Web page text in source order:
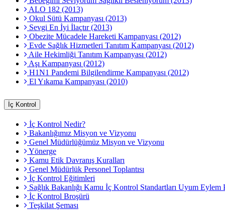
ALO 182 (2013)
Okul Sütü Kampanyası (2013)
Sevgi En İyi İlaçtır (2013)
Obezite Mücadele Hareketi Kampanyası (2012)
Evde Sağlık Hizmetleri Tanıtım Kampanyası (2012)
Aile Hekimliği Tanıtım Kampanyası (2012)
Aşı Kampanyası (2012)
H1N1 Pandemi Bilgilendirme Kampanyası (2012)
El Yıkama Kampanyası (2010)
İç Kontrol
İç Kontrol Nedir?
Bakanlığımız Misyon ve Vizyonu
Genel Müdürlüğümüz Misyon ve Vizyonu
Yönerge
Kamu Etik Davranış Kuralları
Genel Müdürlük Personel Toplantısı
İç Kontrol Eğitimleri
Sağlık Bakanlığı Kamu İç Kontrol Standartları Uyum Eylem
İç Kontrol Broşürü
Teşkilat Şeması